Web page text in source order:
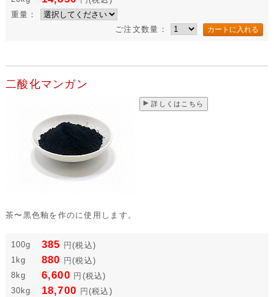
重量：
ご注文数量：
二酸化マンガン
詳しくはこちら
茶〜黒色釉を作のに使用します。
100g 385 円 (税込)
1kg
880 円 (税込)
8kg
6,600 円 (税込)
30kg
18,700 円 (税込)